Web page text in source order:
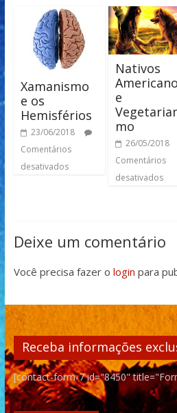
Xamanismo
e os
Hemisférios
23/06/2018
Comentários
desativados
Nativos
e
mo
26/05/2018
Comentários
desativados
Deixe um comentário
Você precisa fazer o login para
Receba informações
[contact-form-7 id="8450"